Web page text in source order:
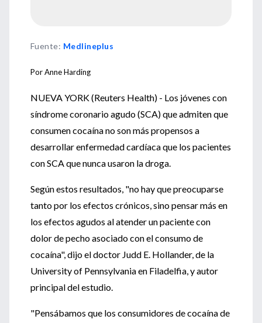
Fuente: Medlineplus
Por Anne Harding
NUEVA YORK (Reuters Health) - Los jóvenes con
síndrome coronario agudo (SCA) que admiten que
consumen cocaína no son más propensos a
desarrollar enfermedad cardíaca que los pacientes
con SCA que nunca usaron la droga.
Según estos resultados, "no hay que preocuparse
tanto por los efectos crónicos, sino pensar más en
los efectos agudos al atender un paciente con
dolor de pecho asociado con el consumo de
cocaína", dijo el doctor Judd E. Hollander, de la
University of Pennsylvania en Filadelfia, y autor
principal del estudio.
"Pensábamos que los consumidores de cocaína de